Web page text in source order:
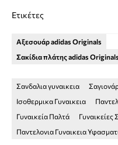
Ετικέτες
Αξεσουάρ adidas Originals
Σακίδια πλάτης adidas Originals
Σανδαλια γυναικεια
Ισοθερμικα Γυναικεια
Γυναικεία Παλτά
Γυναικείες
Παντελονια Γυναικεια